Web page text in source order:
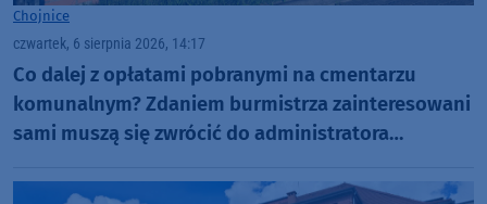
Chojnice
czwartek, 6 sierpnia 2026, 14:17
Co dalej z opłatami pobranymi na cmentarzu
komunalnym? Zdaniem burmistrza zainteresowani
sami muszą się zwrócić do administratora